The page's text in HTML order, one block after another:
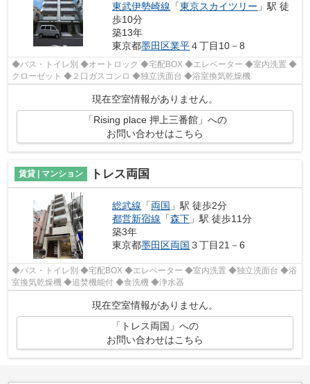
東武伊勢崎線 「東京スカイツリー 」駅 徒
歩10分
築13年
東京都墨田区業平４丁目10－8
◆バス・トイレ別 ◆オートロック ◆宅配BOX ◆エレベーター ◆室内洗置 ◆
クローゼット ◆２口ガスコンロ ◆独立洗面台 ◆浴室換気乾燥機
現在空室情報がありません。
「Rising place 押上三番館」への
お問い合わせはこちら
賃貸 | マンション トレス両国
総武線 「両国 」駅 徒歩2分
都営新宿線 「森下 」駅 徒歩11分
築3年
東京都墨田区両国 ３丁目21－6
◆バス・トイレ別 ◆宅配BOX ◆エレベーター ◆室内洗置 ◆独立洗面台 ◆浴
室換気乾燥機 ◆追焚機能付 ◆食洗機 ◆浄水器
現在空室情報がありません。
「トレス両国」への
お問い合わせはこちら